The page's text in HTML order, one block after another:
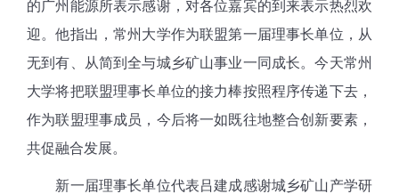
的广州能源所表示感谢，对各位嘉宾的到来表示热烈欢
迎。他指出，常州大学作为联盟第一届理事长单位，从
无到有、从简到全与城乡矿山事业一同成长。今天常州
大学将把联盟理事长单位的接力棒按照程序传递下去，
作为联盟理事成员，今后将一如既往地整合创新要素，
共促融合发展。
新一届理事长单位代表吕建成感谢城乡矿山产学研